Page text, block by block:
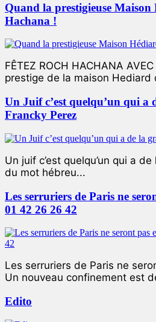
Quand la prestigieuse Maison
Hachana !
FÊTEZ ROCH HACHANA
prestige de la maison Hediard
Un Juif c’est quelqu’un qui a
Francky Perez
Un juif c’est quelqu’un qui a
du mot hébreu...
Les serruriers de Paris ne
01 42 26 26 42
Les serruriers de Paris ne
Un nouveau confinement est
Edito